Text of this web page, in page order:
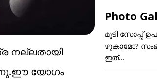
നല്ലതായി
യോഗം
Photo
മുടി സോപ്പ്
ഴുകാമോ?
ഇത്...